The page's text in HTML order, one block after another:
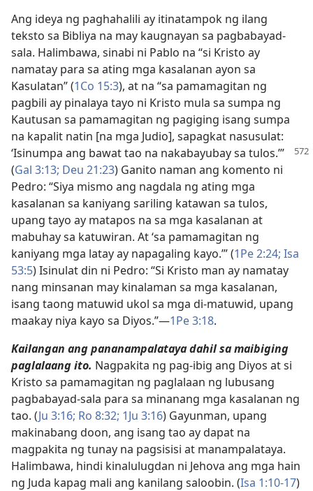
Ang ideya ng paghahalili ay itinatampok ng ilang
teksto sa Bibliya na may kaugnayan sa pagbabayad-
sala. Halimbawa, sinabi ni Pablo na “si Kristo ay
namatay para sa ating mga kasalanan ayon sa
Kasulatan” (1Co 15:3), at na “sa pamamagitan ng
pagbili ay pinalaya tayo ni Kristo mula sa sumpa ng
Kautusan sa pamamagitan ng pagiging isang sumpa
na kapalit natin [na mga Judio], sapagkat nasusulat:
‘Isinumpa ang bawat tao na nakabayubay sa tulos.’⁠”
(Gal 3:13; Deu 21:23) Ganito naman ang komento ni
Pedro: “Siya mismo ang nagdala ng ating mga
kasalanan sa kaniyang sariling katawan sa tulos,
upang tayo ay matapos na sa mga kasalanan at
mabuhay sa katuwiran. At ‘sa pamamagitan ng
kaniyang mga latay ay napagaling kayo.’⁠” (1Pe 2:24; Isa
53:5) Isinulat din ni Pedro: “Si Kristo man ay namatay
nang minsanan may kinalaman sa mga kasalanan,
isang taong matuwid ukol sa mga di-matuwid, upang
maakay niya kayo sa Diyos.”​—1Pe 3:18.
Kailangan ang pananampalataya dahil sa maibiging
paglalaang ito. Nagpakita ng pag-ibig ang Diyos at si
Kristo sa pamamagitan ng paglalaan ng lubusang
pagbabayad-sala para sa minanang mga kasalanan ng
tao. (Ju 3:16; Ro 8:32; 1Ju 3:16) Gayunman, upang
makinabang doon, ang isang tao ay dapat na
magpakita ng tunay na pagsisisi at manampalataya.
Halimbawa, hindi kinalulugdan ni Jehova ang mga hain
ng Juda kapag mali ang kanilang saloobin. (Isa 1:10-17)